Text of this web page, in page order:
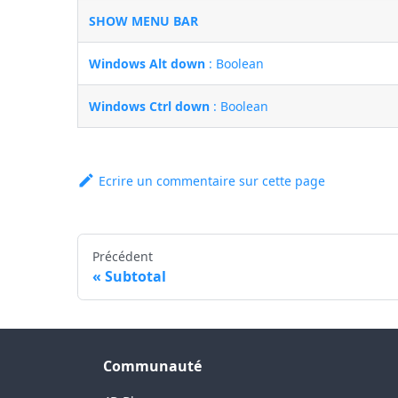
SHOW MENU BAR
Windows Alt down : Boolean
Windows Ctrl down : Boolean
Ecrire un commentaire sur cette page
Précédent
Subtotal
Communauté